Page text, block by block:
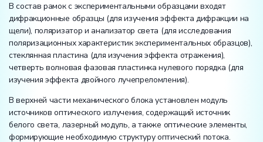
В состав рамок с экспериментальными образцами входят
дифракционные образцы (для изучения эффекта дифракции на
щели), поляризатор и анализатор света (для исследования
поляризационных характеристик экспериментальных образцов),
стеклянная пластина (для изучения эффекта отражения),
четверть волновая фазовая пластинка нулевого порядка (для
изучения эффекта двойного лучепреломления).
В верхней части механического блока установлен модуль
источников оптического излучения, содержащий источник
белого света, лазерный модуль, а также оптические элементы,
формирующие необходимую структуру оптический потока.